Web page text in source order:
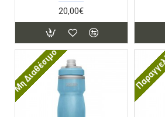
20,00€
Μη Διαθέσιμο